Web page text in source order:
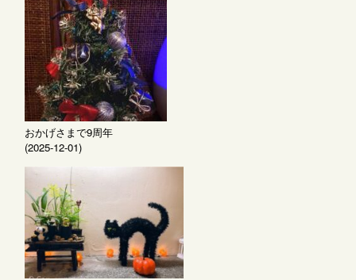
おかげさまで9周年
(2025-12-01)